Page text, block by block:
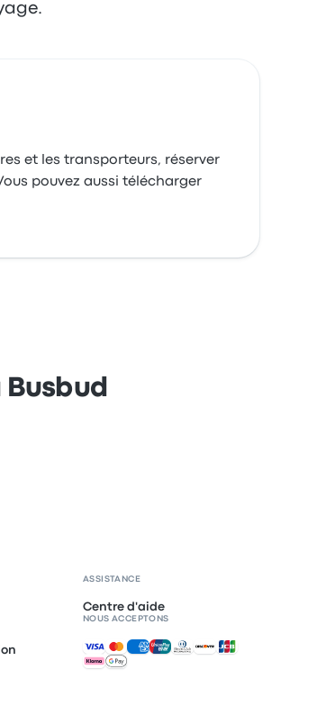
et les transporteurs, réserver
pouvez aussi télécharger
ASSISTANCE
Centre d'aide
NOUS ACCEPTONS
Paiements acceptés